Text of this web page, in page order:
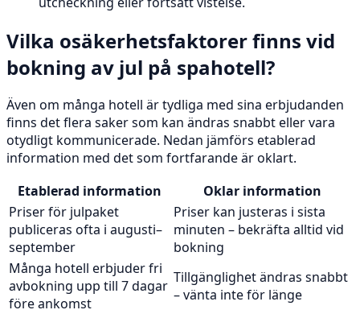
Vilka osäkerhetsfaktorer finns vid
bokning av jul på spahotell?
Även om många hotell är tydliga med sina erbjudanden
finns det flera saker som kan ändras snabbt eller vara
otydligt kommunicerade. Nedan jämförs etablerad
information med det som fortfarande är oklart.
Etablerad information
Oklar information
Priser för julpaket
publiceras ofta i augusti–
september
Priser kan justeras i sista
minuten – bekräfta alltid vid
bokning
Många hotell erbjuder fri
avbokning upp till 7 dagar
före ankomst
Tillgänglighet ändras snabbt
– vänta inte för länge